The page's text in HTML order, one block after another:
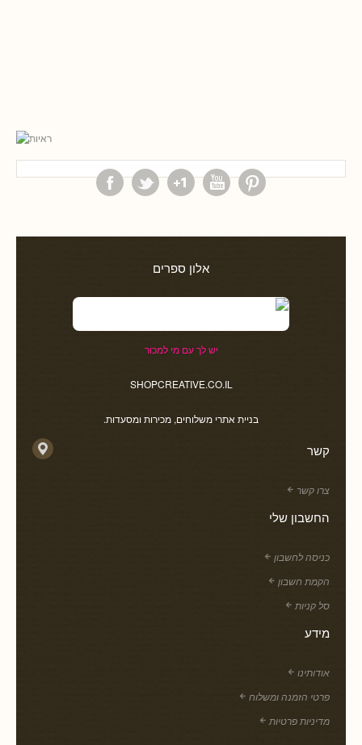
אלון ספרים
יש לך עם מי למכור
SHOPCREATIVE.CO.IL
בניית אתרי משלוחים, מכירות ומסעדות.
קשר
צרו קשר
החשבון שלי
כניסה לחשבון
הקמת חשבון
סל קניות
מידע
אודותינו
פרטי הזמנה ומשלוח
מדיניות פרטיות